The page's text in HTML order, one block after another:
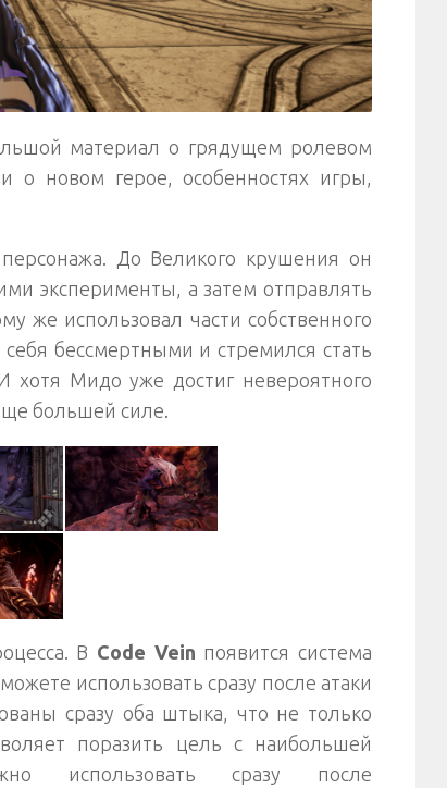
материал о грядущем ролевом
о новом герое, особенностях игры,
До Великого крушения он
эксперименты, а затем отправлять
же использовал части собственного
бессмертными и стремился стать
Мидо уже достиг невероятного
большей силе.
В Code Vein появится система
использовать сразу после атаки
сразу оба штыка, что не только
поразить цель с наибольшей
использовать сразу после